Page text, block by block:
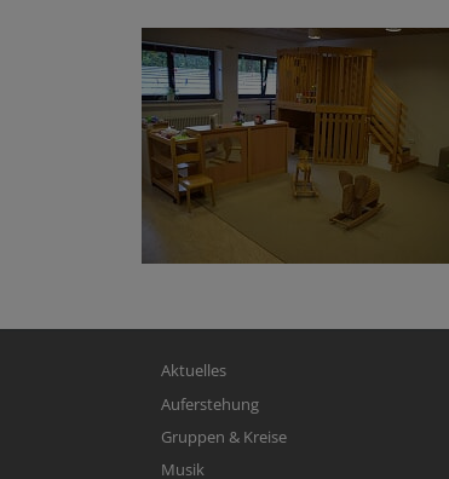
Hauptnavigation
Aktuelles
Auferstehung
Gruppen & Kreise
Musik